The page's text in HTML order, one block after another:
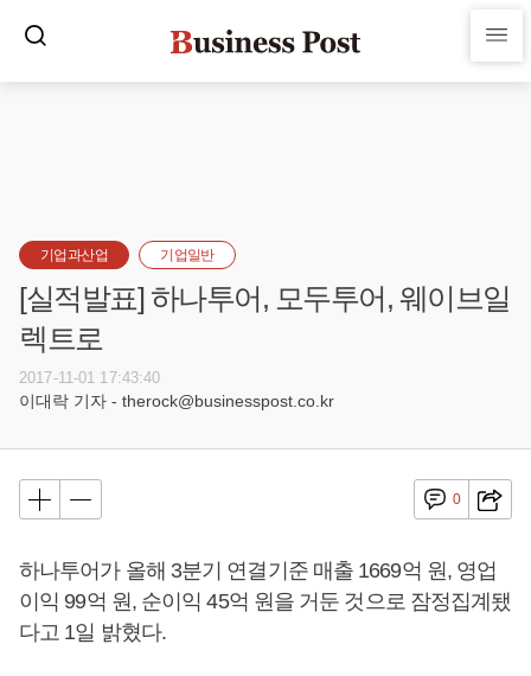
기업과산업 기업일반
[실적발표] 하나투어, 모두투어, 웨이브일
렉트로
2017-11-01 17:43:40
이대락 기자 - therock@businesspost.co.kr
0
하나투어가 올해 3분기 연결기준 매출 1669억 원, 영업
이익 99억 원, 순이익 45억 원을 거둔 것으로 잠정집계됐
다고 1일 밝혔다.